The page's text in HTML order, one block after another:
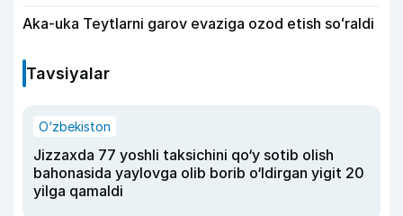
Aka-uka Teytlarni garov evaziga ozod etish soʻraldi
Tavsiyalar
O‘zbekiston
Jizzaxda 77 yoshli taksichini qo‘y sotib olish
bahonasida yaylovga olib borib o‘ldirgan yigit 20
yilga qamaldi